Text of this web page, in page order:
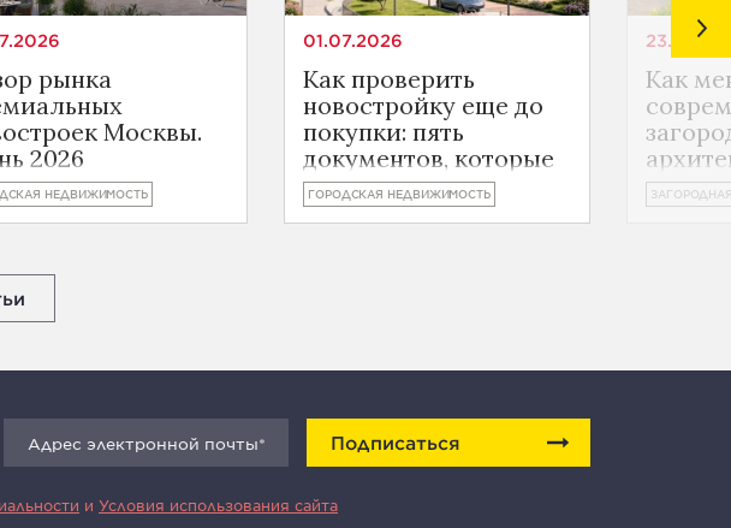
рынка
Москвы.
2026
НЕДВИЖИМОСТЬ
01.07.2026
Как проверить
новостройку еще до
покупки: пять
документов, которые
действительно стоит
изучить
ГОРОДСКАЯ НЕДВИЖИМОСТЬ
Как
новый
Подписаться
и Условия использования сайта